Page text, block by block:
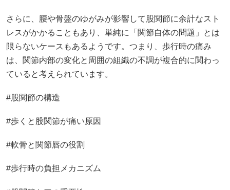
さらに、腰や骨盤のゆがみが影響して股関節に余計なスト
レスがかかることもあり、単純に「関節自体の問題」とは
限らないケースもあるようです。つまり、歩行時の痛み
は、関節内部の変化と周囲の組織の不調が複合的に関わっ
ていると考えられています。
#股関節の構造
#歩くと股関節が痛い原因
#軟骨と関節唇の役割
#歩行時の負担メカニズム